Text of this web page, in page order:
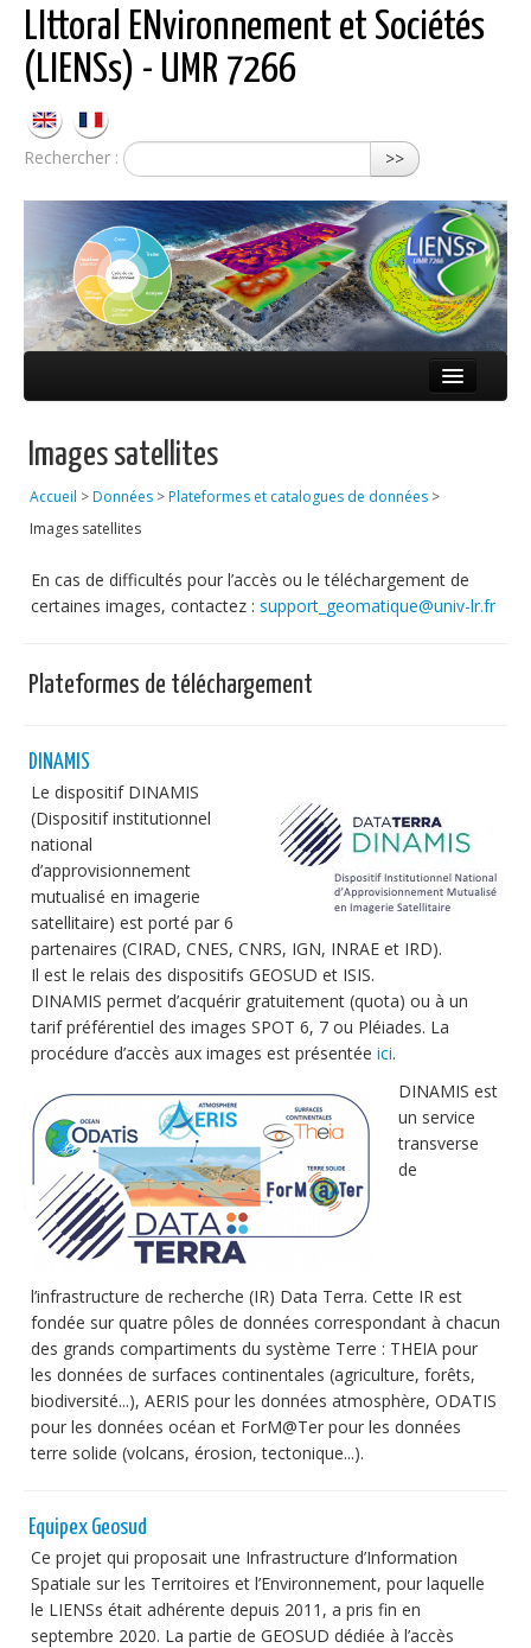
LIttoral ENvironnement et Sociétés
(LIENSs) - UMR 7266
Rechercher : >>
Équipes
Réseaux
Soutien technique
Emplois/Stages/Formations
Actualités
Images satellites
Accueil >Données >Plateformes et catalogues de données >
Images satellites
En cas de difficultés pour l’accès ou le téléchargement de
certaines images, contactez : support_geomatique@univ-lr.fr
Plateformes de téléchargement
DINAMIS
Le dispositif DINAMIS
(Dispositif institutionnel
national
d’approvisionnement
mutualisé en imagerie
satellitaire) est porté par 6
partenaires (CIRAD, CNES, CNRS, IGN, INRAE et IRD).
Il est le relais des dispositifs GEOSUD et ISIS.
DINAMIS permet d’acquérir gratuitement (quota) ou à un
tarif préférentiel des images SPOT 6, 7 ou Pléiades. La
procédure d’accès aux images est présentée ici.
DINAMIS est
un service
transverse
de
l’infrastructure de recherche (IR) Data Terra. Cette IR est
fondée sur quatre pôles de données correspondant à chacun
des grands compartiments du système Terre : THEIA pour
les données de surfaces continentales (agriculture, forêts,
biodiversité...), AERIS pour les données atmosphère, ODATIS
pour les données océan et ForM@Ter pour les données
terre solide (volcans, érosion, tectonique...).
Equipex Geosud
Ce projet qui proposait une Infrastructure d’Information
Spatiale sur les Territoires et l’Environnement, pour laquelle
le LIENSs était adhérente depuis 2011, a pris fin en
septembre 2020. La partie de GEOSUD dédiée à l’accès